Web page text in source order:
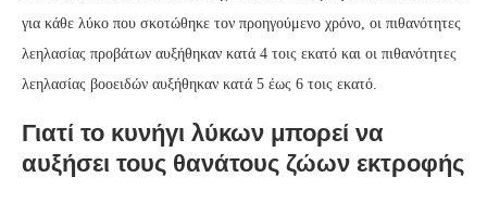
για κάθε λύκο που σκοτώθηκε τον προηγούμενο χρόνο, οι πιθανότητες
λεηλασίας προβάτων αυξήθηκαν κατά 4 τοις εκατό και οι πιθανότητες
λεηλασίας βοοειδών αυξήθηκαν κατά 5 έως 6 τοις εκατό.
Γιατί το κυνήγι λύκων μπορεί να
αυξήσει τους θανάτους ζώων εκτροφής